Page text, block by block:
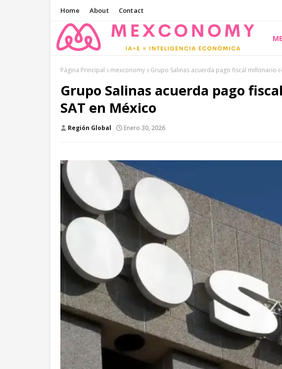
Home About Contact
Página Principal mexconomy Grupo Salinas acuerda pago fiscal millonario
Grupo Salinas acuerda pago
SAT en México
Región Global Enero 30, 2026